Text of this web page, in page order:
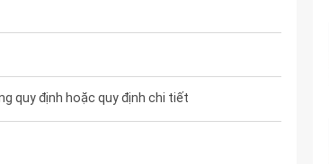
quy định hoặc quy định chi tiết